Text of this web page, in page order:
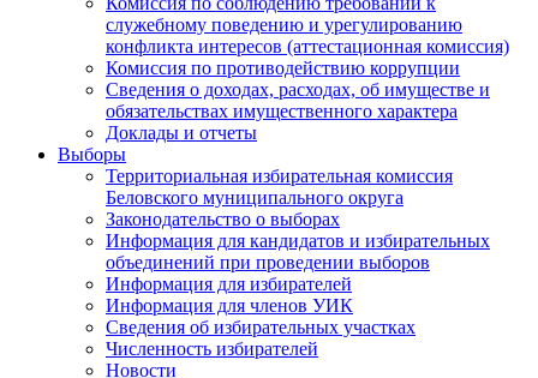
служебному поведению и урегулированию
конфликта интересов (аттестационная комиссия)
Комиссия по противодействию коррупции
Сведения о доходах, расходах, об имуществе и
обязательствах имущественного характера
Доклады и отчеты
Выборы
Территориальная избирательная комиссия
Беловского муниципального округа
Законодательство о выборах
Информация для кандидатов и избирательных
объединений при проведении выборов
Информация для избирателей
Информация для членов УИК
Сведения об избирательных участках
Численность избирателей
Новости